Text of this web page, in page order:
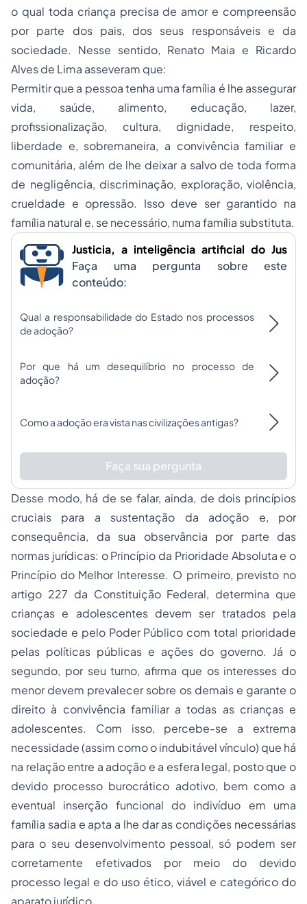
o qual toda criança precisa de amor e compreensão
por parte dos pais, dos seus responsáveis e da
sociedade. Nesse sentido, Renato Maia e Ricardo
Alves de Lima asseveram que:
Permitir que a pessoa tenha uma família é lhe assegurar
vida, saúde, alimento, educação, lazer,
profissionalização, cultura, dignidade, respeito,
liberdade e, sobremaneira, a convivência familiar e
comunitária, além de lhe deixar a salvo de toda forma
de negligência, discriminação, exploração, violência,
crueldade e opressão. Isso deve ser garantido na
família natural e, se necessário, numa família substituta.
Justicia, a inteligência artificial do Jus
Faça uma pergunta sobre este
conteúdo:
Qual a responsabilidade do Estado nos processos
de adoção?
Por que há um desequilíbrio no processo de
adoção?
Como a adoção era vista nas civilizações antigas?
Faça sua pergunta
Desse modo, há de se falar, ainda, de dois princípios
cruciais para a sustentação da adoção e, por
consequência, da sua observância por parte das
normas jurídicas: o Princípio da Prioridade Absoluta e o
Princípio do Melhor Interesse. O primeiro, previsto no
artigo 227 da Constituição Federal, determina que
crianças e adolescentes devem ser tratados pela
sociedade e pelo Poder Público com total prioridade
pelas políticas públicas e ações do governo. Já o
segundo, por seu turno, afirma que os interesses do
menor devem prevalecer sobre os demais e garante o
direito à convivência familiar a todas as crianças e
adolescentes. Com isso, percebe-se a extrema
necessidade (assim como o indubitável vínculo) que há
na relação entre a adoção e a esfera legal, posto que o
devido processo burocrático adotivo, bem como a
eventual inserção funcional do indivíduo em uma
família sadia e apta a lhe dar as condições necessárias
para o seu desenvolvimento pessoal, só podem ser
corretamente efetivados por meio do devido
processo legal e do uso ético, viável e categórico do